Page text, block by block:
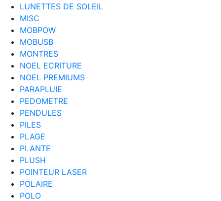
LUNETTES DE SOLEIL
MISC
MOBPOW
MOBUSB
MONTRES
NOEL ECRITURE
NOEL PREMIUMS
PARAPLUIE
PEDOMETRE
PENDULES
PILES
PLAGE
PLANTE
PLUSH
POINTEUR LASER
POLAIRE
POLO